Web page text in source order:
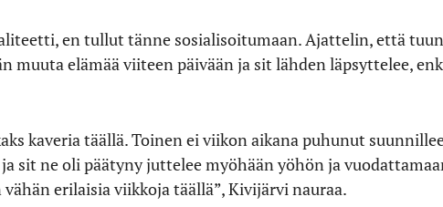
en tullut tänne sosialisoitumaan. Ajattelin, että
muuta elämää viiteen päivään ja sit lähden läpsyttelee,
kaveria täällä. Toinen ei viikon aikana puhunut
sit ne oli päätyny juttelee myöhään yöhön ja
erilaisia viikkoja täällä”, Kivijärvi nauraa.